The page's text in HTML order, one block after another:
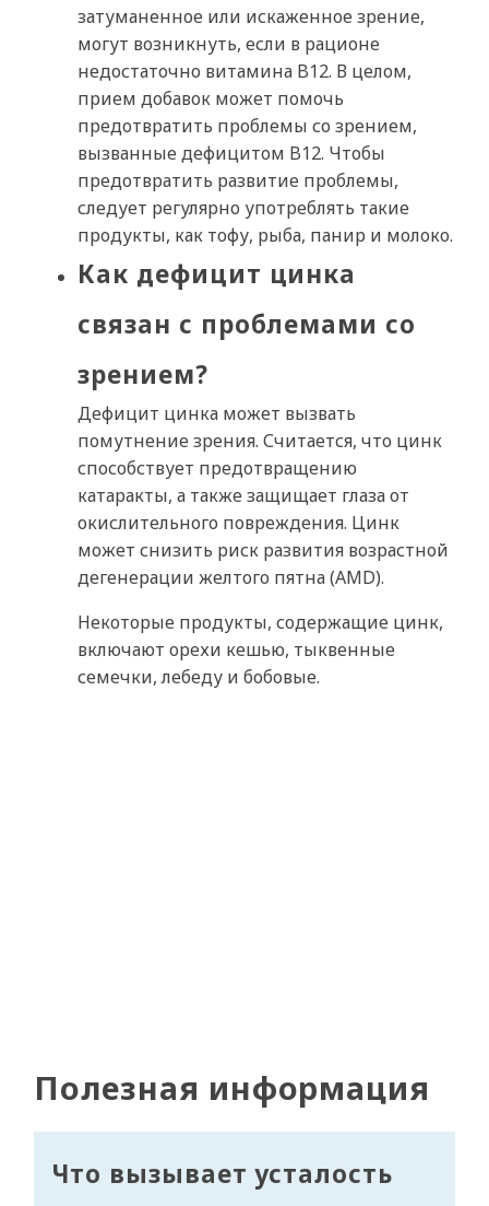
затуманенное или искаженное зрение,
могут возникнуть, если в рационе
недостаточно витамина B12. В целом,
прием добавок может помочь
предотвратить проблемы со зрением,
вызванные дефицитом B12. Чтобы
предотвратить развитие проблемы,
следует регулярно употреблять такие
продукты, как тофу, рыба, панир и молоко.
Как дефицит цинка
связан с проблемами со
зрением?
Дефицит цинка может вызвать
помутнение зрения. Считается, что цинк
способствует предотвращению
катаракты, а также защищает глаза от
окислительного повреждения. Цинк
может снизить риск развития возрастной
дегенерации желтого пятна (AMD).
Некоторые продукты, содержащие цинк,
включают орехи кешью, тыквенные
семечки, лебеду и бобовые.
Полезная информация
Что вызывает усталость